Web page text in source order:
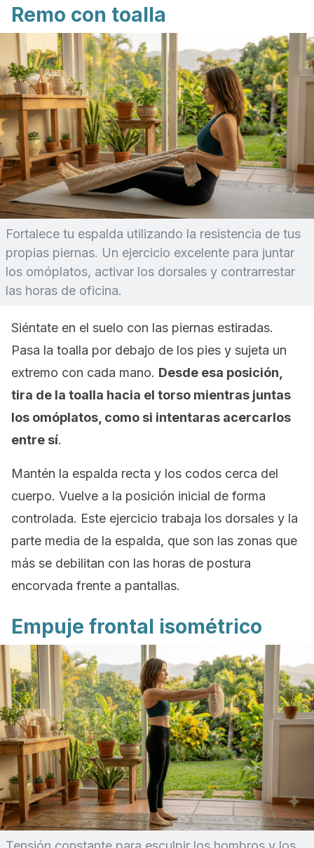
Remo con toalla
Fortalece tu espalda utilizando la resistencia de tus
propias piernas. Un ejercicio excelente para juntar
los omóplatos, activar los dorsales y contrarrestar
las horas de oficina.
Siéntate en el suelo con las piernas estiradas.
Pasa la toalla por debajo de los pies y sujeta un
extremo con cada mano. Desde esa posición,
tira de la toalla hacia el torso mientras juntas
los omóplatos, como si intentaras acercarlos
entre sí.
Mantén la espalda recta y los codos cerca del
cuerpo. Vuelve a la posición inicial de forma
controlada. Este ejercicio trabaja los dorsales y la
parte media de la espalda, que son las zonas que
más se debilitan con las horas de postura
encorvada frente a pantallas.
Empuje frontal isométrico